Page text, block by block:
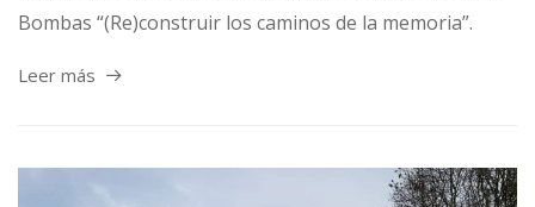
Bombas “(Re)construir los caminos de la memoria”.
Leer más